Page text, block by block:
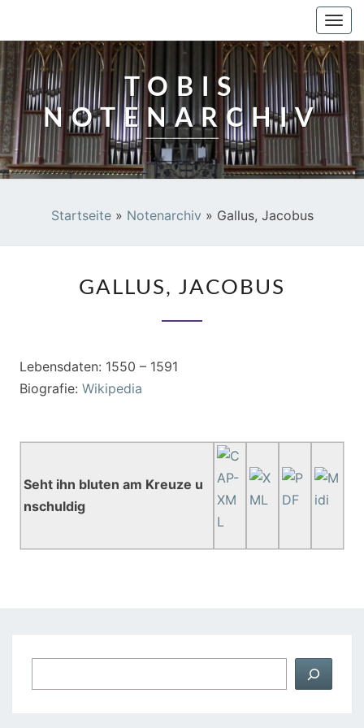
TOBIS
NOTENARCHIV
Startseite» Notenarchiv » Gallus, Jacobus
JACOBUS
GALLUS, JACOBUS
Lebensdaten: 1550 – 1591
Biografie: Wikipedia
Seht ihn bluten am Kreuze u
nschuldig